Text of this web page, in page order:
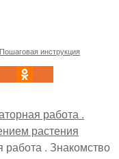
Пошаговая инструкция
. Знакомство